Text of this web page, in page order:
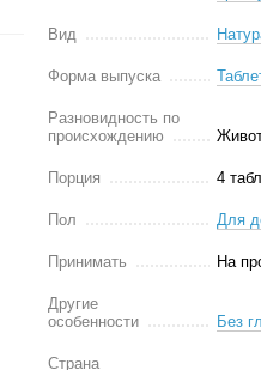
Вид
Форма выпуска
Разновидность по
происхождению
Порция 4
Пол Для
Принимать На
Другие
особенности
Без
Страна